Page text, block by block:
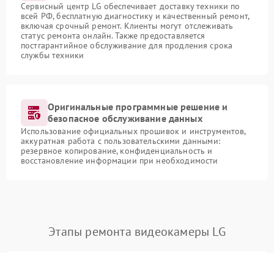
Сервисный центр LG обеспечивает доставку техники по
всей РФ, бесплатную диагностику и качественный ремонт,
включая срочный ремонт. Клиенты могут отслеживать
статус ремонта онлайн. Также предоставляется
постгарантийное обслуживание для продления срока
службы техники
Оригинальные программные решение и
безопасное обслуживание данных
Использование официальных прошивок и инструментов,
аккуратная работа с пользовательскими данными:
резервное копирование, конфиденциальность и
восстановление информации при необходимости
Этапы ремонта видеокамеры LG